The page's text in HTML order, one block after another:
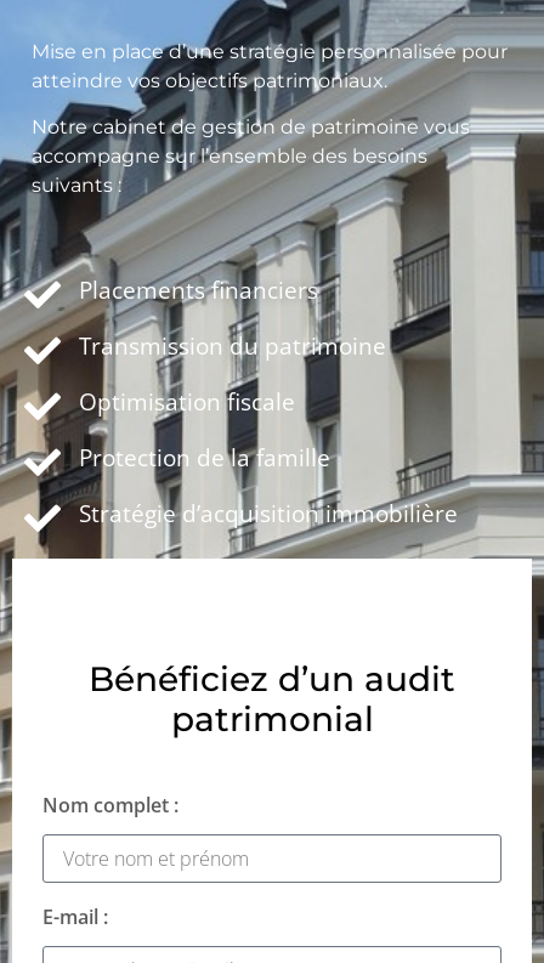
Mise en place d’une stratégie personnalisée pour
atteindre vos objectifs patrimoniaux.
Notre cabinet de gestion de patrimoine vous
accompagne sur l’ensemble des besoins
suivants :
Placements financiers
Transmission du patrimoine
Optimisation fiscale
Protection de la famille
Stratégie d’acquisition immobilière
Bénéficiez d’un audit
patrimonial
Nom complet :
E-mail :